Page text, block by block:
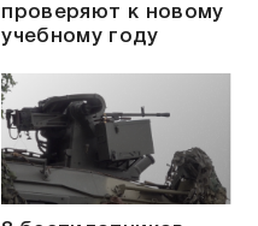
проверяют к новому
учебному году